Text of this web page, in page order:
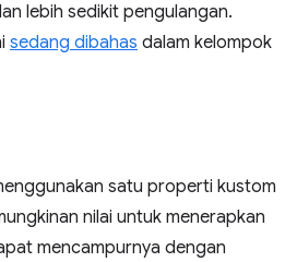
lebih sedikit pengulangan.
sedang dibahas dalam kelompok
satu properti kustom
nilai untuk menerapkan
mencampurnya dengan